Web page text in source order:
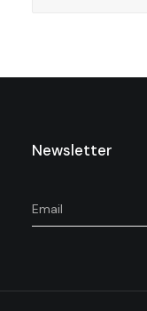
Newsletter